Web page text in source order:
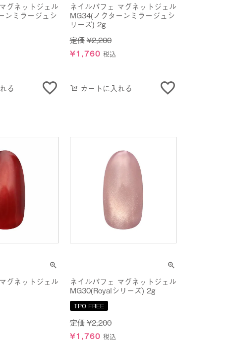
グネットジェル
ンミラージュシ
る
ネイルパフェ マグネットジェル
MG34(ノクターンミラージュシ
リーズ) 2g
定価¥2,200
¥1,760 税込
カートに入れる
グネットジェル
ネイルパフェ マグネットジェル
MG30(Royalシリーズ) 2g
TPO FREE
定価¥2,200
¥1,760 税込